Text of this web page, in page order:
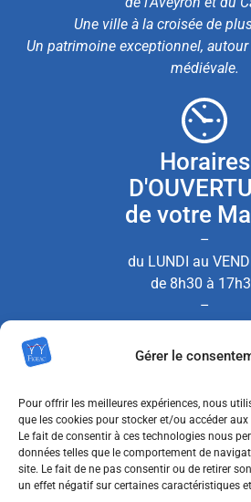
Gérer le
Pour offrir les meilleures expériences, nous
que les cookies pour stocker et/ou accéder
Le fait de consentir à ces technologies nous
données telles que le comportement de
site. Le fait de ne pas consentir ou de retirer
un effet négatif sur certaines caractéristiques
Une ville à la croisée de
Un patrimoine exceptionnel, autour
médiévale.
Horaires
de votre
–
du LUNDI au
de 8h30 à
–
Nous contacter